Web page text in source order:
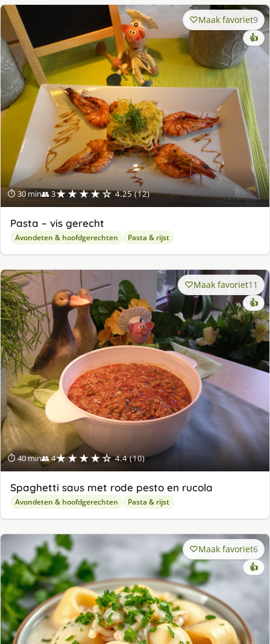
⏱ 30 min👥 3★★★★☆ 4.25 (12)
Maak favoriet9
👍
Pasta – vis gerecht
Avondeten & hoofdgerechten Pasta & rijst
⏱ 40 min👥 4★★★★☆ 4.4 (10)
Maak favoriet11
👍
Spaghetti saus met rode pesto en rucola
Avondeten & hoofdgerechten Pasta & rijst
Maak favoriet6
👍